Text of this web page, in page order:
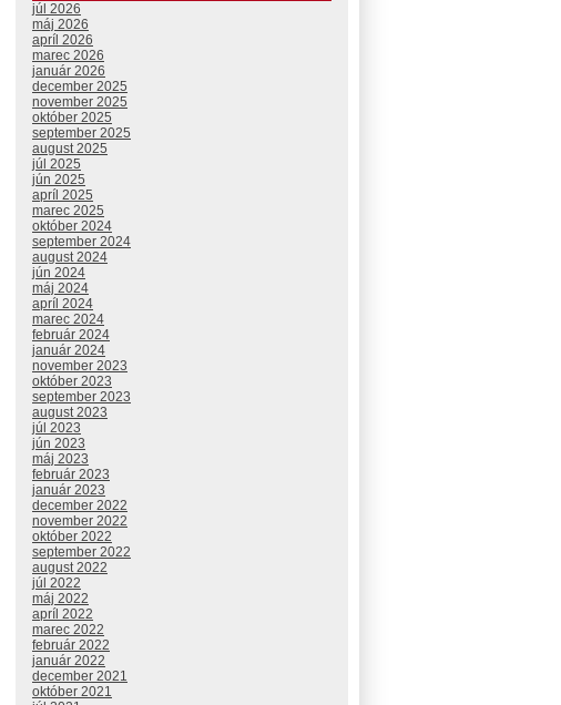
júl 2026
máj 2026
apríl 2026
marec 2026
január 2026
december 2025
november 2025
október 2025
september 2025
august 2025
júl 2025
jún 2025
apríl 2025
marec 2025
október 2024
september 2024
august 2024
jún 2024
máj 2024
apríl 2024
marec 2024
február 2024
január 2024
november 2023
október 2023
september 2023
august 2023
júl 2023
jún 2023
máj 2023
február 2023
január 2023
december 2022
november 2022
október 2022
september 2022
august 2022
júl 2022
máj 2022
apríl 2022
marec 2022
február 2022
január 2022
december 2021
október 2021